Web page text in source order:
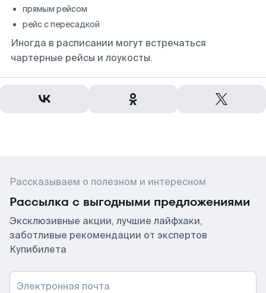
прямым рейсом
рейс с пересадкой
Иногда в расписании могут встречаться
чартерные рейсы и лоукосты.
Рассказываем о полезном и интересном
Рассылка с выгодными предложениями
Эксклюзивные акции, лучшие лайфхаки,
заботливые рекомендации от экспертов
Купибилета
Электронная почта